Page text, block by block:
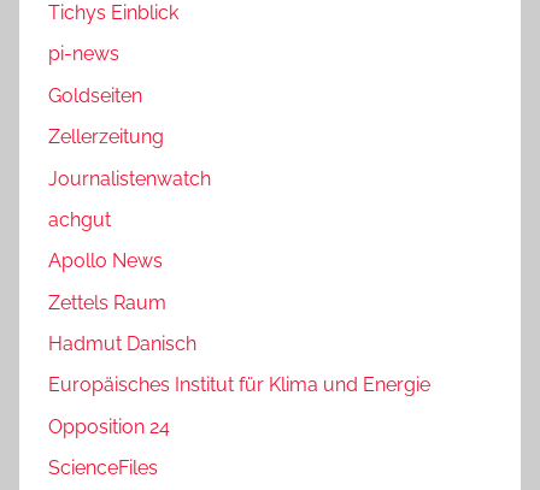
Tichys Einblick
pi-news
Goldseiten
Zellerzeitung
Journalistenwatch
achgut
Apollo News
Zettels Raum
Hadmut Danisch
Europäisches Institut für Klima und Energie
Opposition 24
ScienceFiles